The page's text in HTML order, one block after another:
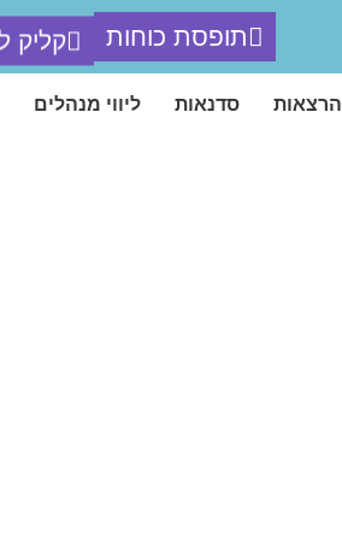
תופסת כוחות קליק
הרצאות סדנאות ליווי מנהלים